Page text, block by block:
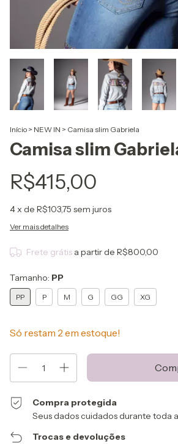
Início > NEW IN > Camisa slim Gabriela
Camisa slim
R$415,00
4x de R$103,75 sem juros
Ver mais detalhes
Frete grátis a partir de R$800,00
Tamanho: PP
PP P M G GG XG
Só restam 2 em estoque!
Compra protegida
Seus dados cuidados durante toda
Trocas e devoluções